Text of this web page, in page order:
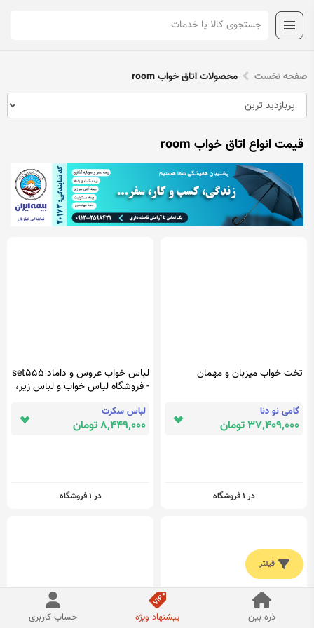
صفحه نخست محصولات اتاق خواب room
قیمت انواع اتاق خواب room
تخت خواب میزبان و مهمان
گامی نو دنا
37,409,000 تومان
در 1 فروشگاه
لباس خواب عروس و داماد set555
- فروشگاه لباس خواب و لباس زیر،
لباس سکرت
8,449,000 تومان
در 1 فروشگاه
فیلتر
ذره بین پیشنهاد ویژه حساب کاربری